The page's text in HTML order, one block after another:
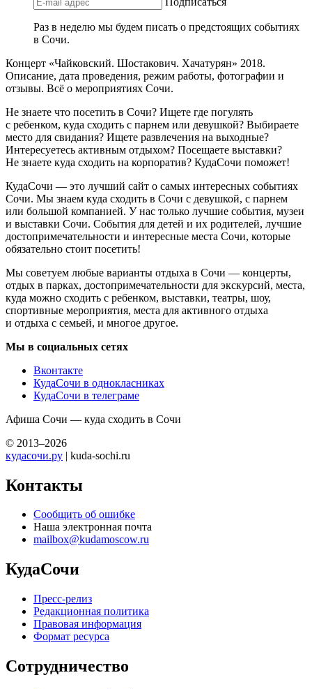
Раз в неделю мы будем писать о предстоящих событиях
в Сочи.
Концерт «Чайковский. Шостакович. Хачатурян» 2018.
Описание, дата проведения, режим работы, фотографии и
отзывы. Всё о мероприятиях Сочи.
Не знаете что посетить в Сочи? Ищете где погулять
с ребенком, куда сходить с парнем или девушкой? Выбираете
место для свидания? Ищете развлечения на выходные?
Интересуетесь активным отдыхом? Посещаете выставки?
Не знаете куда сходить на корпоратив? КудаСочи поможет!
КудаСочи — это лучший сайт о самых интересных событиях
Сочи. Мы знаем куда сходить в Сочи с девушкой, с парнем
или большой компанией. У нас только лучшие события, музеи
и выставки Сочи. События для детей и их родителей, лучшие
достопримечательности и интересные места Сочи, которые
обязательно стоит посетить!
Мы советуем любые варианты отдыха в Сочи — концерты,
отдых в парках, достопримечательности для экскурсий, места,
куда можно сходить с ребенком, выставки, театры, шоу,
спортивные мероприятия, места для активного отдыха
и отдыха с семьей, и многое другое.
Мы в социальных сетях
Вконтакте
КудаСочи в однокласниках
КудаСочи в телеграме
Афиша Сочи — куда сходить в Сочи
© 2013–2026
кудасочи.ру | kuda-sochi.ru
Контакты
Сообщить об ошибке
Наша электронная почта
mailbox@kudamoscow.ru
КудаСочи
Пресс-релиз
Редакционная политика
Правовая информация
Формат ресурса
Сотрудничество